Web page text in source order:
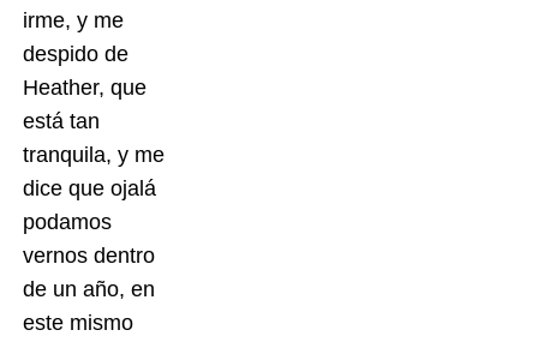
irme, y me
despido de
Heather, que
está tan
tranquila, y me
dice que ojalá
podamos
vernos dentro
de un año, en
este mismo